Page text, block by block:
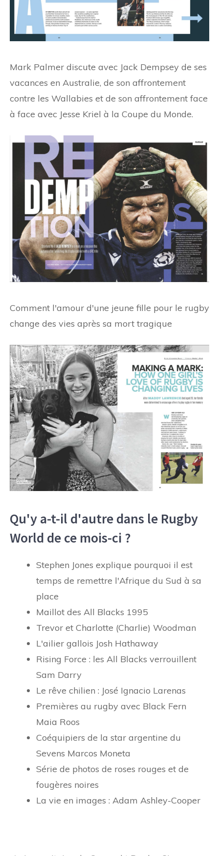
Mark Palmer discute avec Jack Dempsey de ses
vacances en Australie, de son affrontement
contre les Wallabies et de son affrontement face
à face avec Jesse Kriel à la Coupe du Monde.
Comment l'amour d'une jeune fille pour le rugby
change des vies après sa mort tragique
Qu'y a-t-il d'autre dans le Rugby
World de ce mois-ci ?
Stephen Jones explique pourquoi il est
temps de remettre l'Afrique du Sud à sa
place
Maillot des All Blacks 1995
Trevor et Charlotte (Charlie) Woodman
L'ailier gallois Josh Hathaway
Rising Force : les All Blacks verrouillent
Sam Darry
Le rêve chilien : José Ignacio Larenas
Premières au rugby avec Black Fern
Maia Roos
Coéquipiers de la star argentine du
Sevens Marcos Moneta
Série de photos de roses rouges et de
fougères noires
La vie en images : Adam Ashley-Cooper